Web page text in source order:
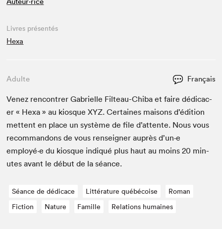
Livres présentés
Hexa
Adulte Français
Venez ren­con­tr­er Gabrielle Fil­teau-Chi­ba et faire dédi­cac­
er « Hexa » au kiosqueXYZ. Cer­taines maisons d’édi­tion
met­tent en place un sys­tème de file d’at­tente. Nous vous
recom­man­dons de vous ren­seign­er auprès d’un·e
employé·e du kiosque indiqué plus haut au moins20 min­
utes avant le début de la séance.
Séance de dédicace Littérature québécoise
Roman
Fiction
Nature Famille Relations humaines